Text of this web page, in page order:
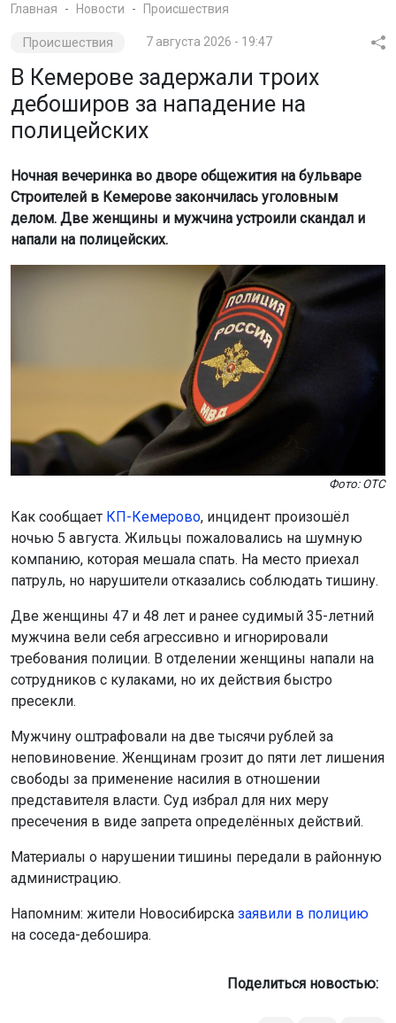
Главная Новости Происшествия
Происшествия 7 августа 2026 - 19:47
В Кемерове задержали троих
дебоширов за нападение на
полицейских
Ночная вечеринка во дворе общежития на бульваре
Строителей в Кемерове закончилась уголовным
делом. Две женщины и мужчина устроили скандал и
напали на полицейских.
Фото: ОТС
Как сообщает КП-Кемерово, инцидент произошёл
ночью 5 августа. Жильцы пожаловались на шумную
компанию, которая мешала спать. На место приехал
патруль, но нарушители отказались соблюдать тишину.
Две женщины 47 и 48 лет и ранее судимый 35-летний
мужчина вели себя агрессивно и игнорировали
требования полиции. В отделении женщины напали на
сотрудников с кулаками, но их действия быстро
пресекли.
Мужчину оштрафовали на две тысячи рублей за
неповиновение. Женщинам грозит до пяти лет лишения
свободы за применение насилия в отношении
представителя власти. Суд избрал для них меру
пресечения в виде запрета определённых действий.
Материалы о нарушении тишины передали в районную
администрацию.
Напомним: жители Новосибирска заявили в полицию
на соседа-дебошира.
Поделиться новостью: